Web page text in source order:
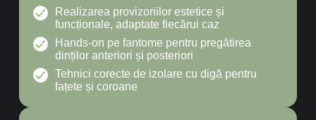
Realizarea provizoriilor estetice și
funcționale, adaptate fiecărui caz
Hands-on pe fantome pentru pregătirea
dinților anteriori și posteriori
Tehnici corecte de izolare cu digă pentru
fațete și coroane